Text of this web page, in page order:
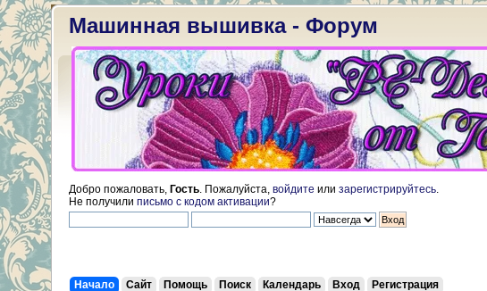
Машинная вышивка - Форум
Добро пожаловать, Гость . Пожалуйста, войдите или зарегистрируйтесь
Не получили письмо с кодом активации?
Начало Сайт Помощь Поиск Календарь Вход Регистрация